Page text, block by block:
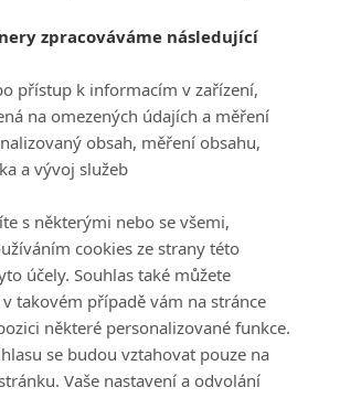
zpracováváme následující
přístup k informacím v zařízení,
na omezených údajích a měření
obsah, měření obsahu,
a vývoj služeb
s některými nebo se všemi,
cookies ze strany této
účely. Souhlas také můžete
takovém případě vám na stránce
některé personalizované funkce.
se budou vztahovat pouze na
Vaše nastavení a odvolání
při
ATV CZ, s.r.o.
140 00 Praha 4